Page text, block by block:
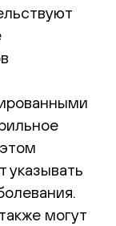
указывать
могут